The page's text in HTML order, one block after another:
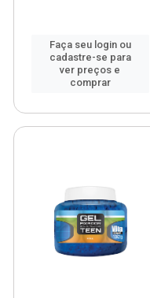
Faça seu login ou
cadastre-se para
ver preços e
comprar